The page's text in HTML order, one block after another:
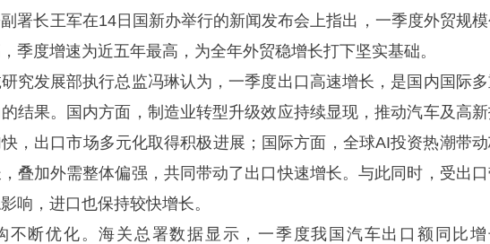
长王军在14日国新办举行的新闻发布会上指出，一季度外贸规模
季度增速为近五年最高，为全年外贸稳增长打下坚实基础。
发展部执行总监冯琳认为，一季度出口高速增长，是国内国际多
结果。国内方面，制造业转型升级效应持续显现，推动汽车及高
，出口市场多元化取得积极进展；国际方面，全球AI投资热潮带
叠加外需整体偏强，共同带动了出口快速增长。与此同时，受出
响，进口也保持较快增长。
断优化。海关总署数据显示，一季度我国汽车出口额同比增